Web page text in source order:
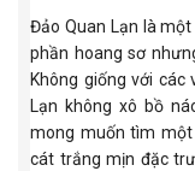
Đảo Quan Lạn là
phần hoang sơ
Không giống với
Lạn không xô bồ
mong muốn tìm một
cát trắng mịn đặc